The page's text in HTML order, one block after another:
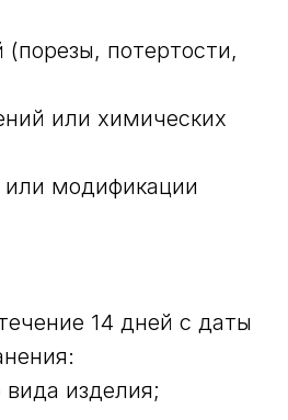
потертости,
или химических
модификации
14 дней с даты
вида изделия;